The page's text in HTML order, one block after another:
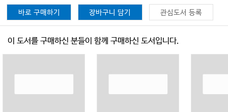
바로 구매하기 장바구니 담기 관심도서 등록
이 도서를 구매하신 분들이 함께 구매하신 도서입니다.